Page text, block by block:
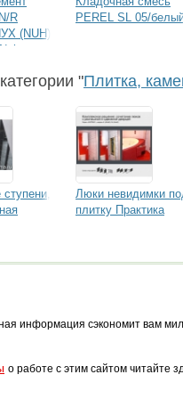
R
(NUH)
PEREL SL 05/
"Плитка,
Люки невидимки
плитку Практика
информация сэкономит вам
о работе с этим сайтом читайте